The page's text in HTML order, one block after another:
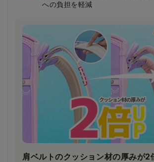
への負担を軽減
肩ベルトのクッション材の厚みが2